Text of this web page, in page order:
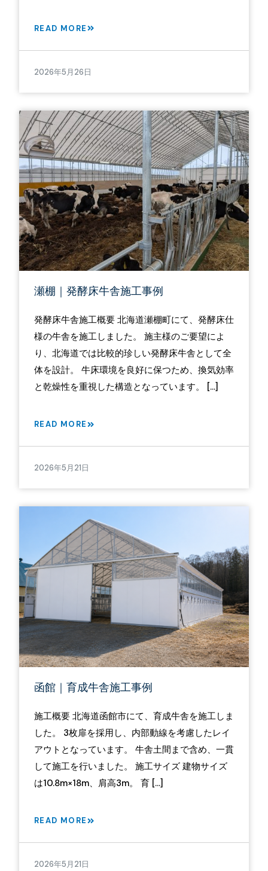
READ MORE
2026年5月26日
瀬棚｜発酵床牛舎施工事例
発酵床牛舎施工概要 北海道瀬棚町にて、発酵床仕
様の牛舎を施工しました。 施主様のご要望によ
り、北海道では比較的珍しい発酵床牛舎として全
体を設計。 牛床環境を良好に保つため、換気効率
と乾燥性を重視した構造となっています。 […]
READ MORE
2026年5月21日
函館｜育成牛舎施工事例
施工概要 北海道函館市にて、育成牛舎を施工しま
した。 3枚扉を採用し、内部動線を考慮したレイ
アウトとなっています。 牛舎土間まで含め、一貫
して施工を行いました。 施工サイズ 建物サイズ
は10.8m×18m、肩高3m。 育 […]
READ MORE
2026年5月21日